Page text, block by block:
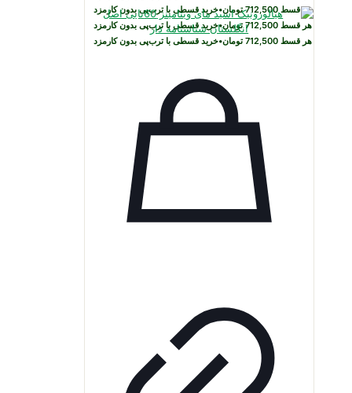
هر قسط712,500 تومان•خرید قسطی با ترب‌پی بدون کارمزد
هر قسط 712,500 تومان•خرید قسطی با ترب‌پی بدون کارمزد
هر قسط 712,500 تومان•خرید قسطی با ترب‌پی بدون کارمزد